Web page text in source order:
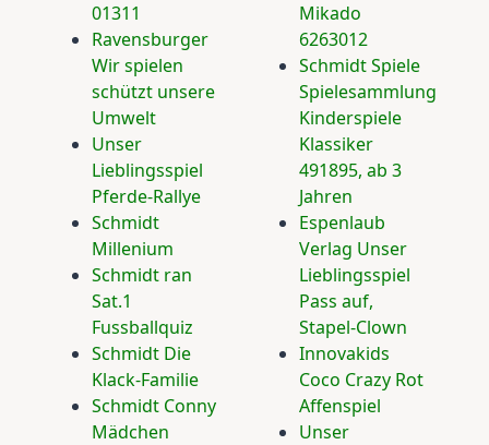
01311
Ravensburger
Wir spielen
schützt unsere
Umwelt
Unser
Lieblingsspiel
Pferde-Rallye
Schmidt
Millenium
Schmidt ran
Sat.1
Fussballquiz
Schmidt Die
Klack-Familie
Schmidt Conny
Mädchen
Mikado
6263012
Schmidt Spiele
Spielesammlung
Kinderspiele
Klassiker
491895, ab 3
Jahren
Espenlaub
Verlag Unser
Lieblingsspiel
Pass auf,
Stapel-Clown
Innovakids
Coco Crazy Rot
Affenspiel
Unser